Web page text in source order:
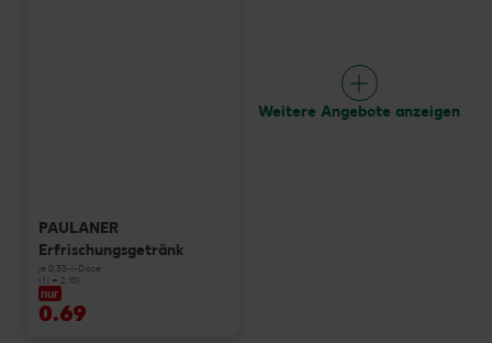
PAULANER
Erfrischungsgetränk
je 0,33-l-Dose
(1 l = 2.10)
nur
0.69
Weitere Angebote anzeigen